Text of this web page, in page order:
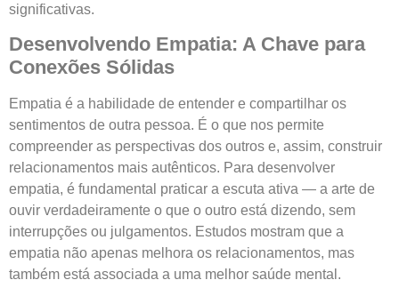
significativas.
Desenvolvendo Empatia: A Chave para
Conexões Sólidas
Empatia é a habilidade de entender e compartilhar os
sentimentos de outra pessoa. É o que nos permite
compreender as perspectivas dos outros e, assim, construir
relacionamentos mais autênticos. Para desenvolver
empatia, é fundamental praticar a escuta ativa — a arte de
ouvir verdadeiramente o que o outro está dizendo, sem
interrupções ou julgamentos. Estudos mostram que a
empatia não apenas melhora os relacionamentos, mas
também está associada a uma melhor saúde mental.